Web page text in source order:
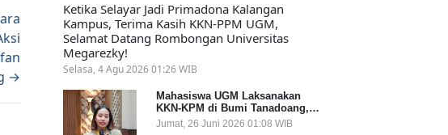
→
Ketika Selayar Jadi Primadona Kalangan
Kampus, Terima Kasih KKN-PPM UGM,
Selamat Datang Rombongan Universitas
Megarezky!
Selasa, 4 Agu 2026 01:26 WIB
Mahasiswa UGM Laksanakan
KKN-KPM di Bumi Tanadoang,
Diminta Dukung Gemerlap dan
Beri Solusi pada Persoalan
Jumat, 26 Juni 2026 01:08 WIB